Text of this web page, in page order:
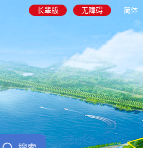
长辈版 无障碍 简体